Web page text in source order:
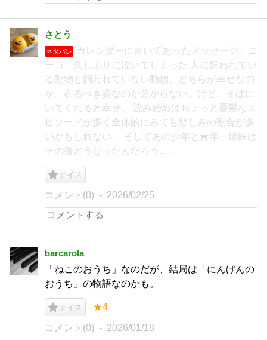
さとう
ネタバレ
カレンダーに書いてあったメッセージ、ニ
ーコ、久しぶりに泣いてしまった 人に飼われてい
る動物と飼われていない動物、どちらが幸せなの
か、在るべき姿なのか分からない。けど、そばに
いてくれると幸せ。 読み始めはちょっと憂鬱なエ
ピソードが多く全体的にみても悲しみの割合が多
いかもしれない。 そしてあの少年と青年、姉妹は
その後どうなったんだろう…。
ナイス
コメント(0) 2026/02/25
barcarola
「ねこのおうち」なのだが、結局は「にんげんの
おうち」の物語なのかも。
ナイス ★4
コメント(0) 2026/01/18